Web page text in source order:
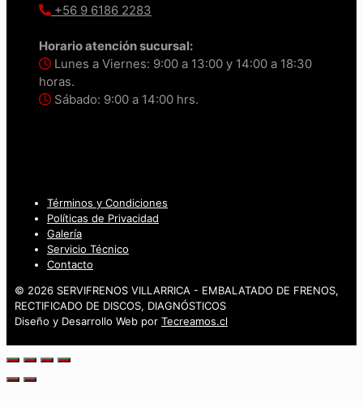
+56 9 6186 2283
Horario atención sucursal:
Lunes a Viernes: 9:00 a 13:00 y 14:00 a 18:30
horas.
Sábado: 9:00 a 14:00 hrs.
Términos y Condiciones
Políticas de Privacidad
Galería
Servicio Técnico
Contacto
© 2026 SERVIFRENOS VILLARRICA - EMBALATADO DE FRENOS,
RECTIFICADO DE DISCOS, DIAGNÓSTICOS
Diseño y Desarrollo Web por Tecreamos.cl